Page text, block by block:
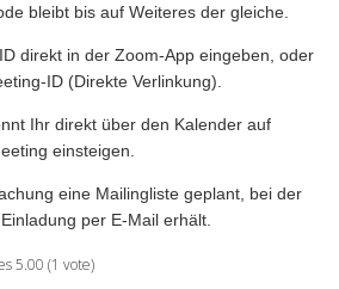
bleibt bis auf Weiteres der gleiche.
direkt in der Zoom-App eingeben, oder
ID (Direkte Verlinkung).
Ihr direkt über den Kalender auf
einsteigen.
eine Mailingliste geplant, bei der
per E-Mail erhält.
5.00 (1 vote)